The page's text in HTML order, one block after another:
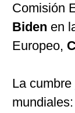
Comisión
Biden en
Europeo,
La cumbre
mundiales: